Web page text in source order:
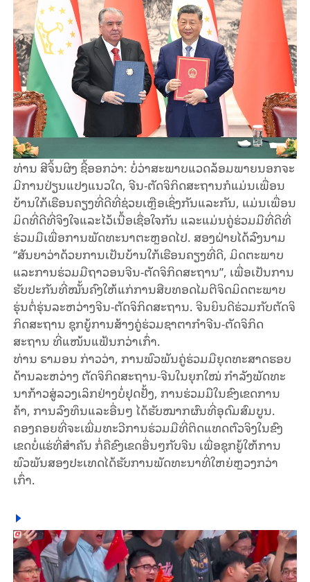
ທ່ານ​ ສີ​ຈິ້ນ​ຜິງ ຊີ້​ອອກວ່າ: ບໍ່​ວ່າ​ສະ​ພາບ​ແວດ​ລ້ອມ​ພາຍນອກ​ຈະ​
ມີ​ການປ່ຽນ​ແປງ​ແນວ​ໃດ, ຈີນ-​ຕັດຈິ​ກິດ​ສະຖານກໍ​ແມ່ນ​​ເພື່ອນ
ບ້ານ​ໃກ້​ເຮືອນ​ຄຽງ​ທີ່​ດີ​ທີ່​ຊ່ວຍ​ເຫຼືອ​ເຊິ່ງ​ກັນ​ແລະ​ກັນ, ແມ່ນ​ເພື່ອນ​
ມິດ​ທີ່​ດີ​ທີ່​ຈິງ​ໃຈ​ແລະ​ໄວ້​ເນື້ອ​ເຊື່ອ​ໃຈ​ກັນ ແລະແມ່ນ​ຄູ່​ຮ່ວມ​ມື​ທີ່​ດີ​ທີ່​
ຮ່ວມ​ມື​ເພື່ອ​ການ​ພັດ​ທະ​ນາ​ຕະ​ຫຼອດ​ໄປ. ສອງ​ຝ່າຍ​ໄດ້​ລົງ​ນາມ​
“ສັນ​ຍາ​ວ່າ​ດ້ວຍ​ການ​ເປັນ​ບ້ານ​ໃກ້​ເຮືອນ​ຄຽງ​ທີ່​ດີ, ​ມິດ​ຕະ​ພາບ
ແລະ​ການ​ຮ່ວມ​ມື​ຖາ​ວອນຈີນ-​ຕັດຈິ​ກິດ​ສະຖານ”, ເພື່ອ​ເປັນການ​
ຮັບ​ປະ​ກັນ​ທີ່​​ໝັ້ນ​ຄົງ​ໃຫ້​ແກ່ການ​ສືບ​ທອດ​ໄມ​ຕີ​ຈິດ​ມິດ​ຕະ​ພາບ​​
ຮຸ່ນ​ຕໍ່​ຮຸ່ນ​ລະ​ຫວ່າງຈີນ-​ຕັດຈິ​ກິດ​ສະຖານ. ຈີນ​ຍິນ​ດີ​ຮ່ວມ​ກັບຕັດຈິ​
ກິດ​ສະຖານ ຊຸກ​ຍູ້​ການ​ສ້າງ​ຄູ່​ຮ່ວມ​ຊາ​ຕາ​ກຳຈີນ-​ຕັດຈິ​ກິດ​
ສະຖານ ທີ່​ແໜ້ນ​ແຟ້ນກວ່າ​ເກົ່າ.
ທ່ານ ຣາ​ມອນ ກ່າວ​ວ່າ, ການ​ພົວ​ພັນ​ຄູ່​ຮ່ວມ​ມື​ຍຸດ​ທະ​ສາດ​ຮອບ​
ດ້ານ​ລະ​ຫວ່າງ ​ຕັດຈິ​ກິດ​ສະຖານ-ຈີນ​ໃນ​ຍຸກ​ໃໝ່ ກຳ​ລັງ​ພັດ​ທະ​
ນາ​​ກ້າວ​ສູ່​ລວງ​ເລິກ​ຢ່າງ​ບໍ່​ຢຸດ​ຢັ້ງ, ການ​ຮ່ວມ​ມື​ໃນ​ຂົງ​ເຂດ​ການ​
ຄ້າ, ການ​ລົງ​ທຶນ​ແລະ​ອື່ນໆ ໄດ້​ຮັບ​ໝາກ​ຜົນ​ທີ່​ອຸ​ດົມ​ສົມ​ບູນ.
ຄອງ​ຄອຍ​​ທີ່​ຈະເພີ່ມ​ທະ​ວີ​ການ​ຮ່ວມ​ມື​​ທີ່ຕິດ​ແທດ​ຕົວ​ຈິງ​ໃນ​ຂົງ​
ເຂດ​ບໍ່​ແຮ່​ທີ່​ສຳ​ຄັນ​ ກໍ່​ຄື​ຂົງ​ເຂດ​ອື່ນໆກັບ​ຈີນ ​ເພື່ອຊຸກ​ຍູ້​ໃຫ້​ການ​
ພົວ​ພັນ​ສອງ​ປະ​ເທດ​ໄດ້​ຮັບ​ການ​ພັດ​ທະ​ນາ​ທີ່​ໃຫຍ່​ຫຼວງກວ່າ​
ເກົ່າ.